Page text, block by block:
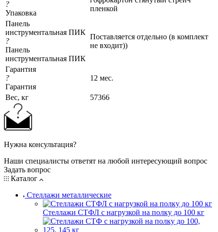
?
Упаковка
пленкой
Панель
инструментальная ПИК
?
Панель
инструментальная ПИК
Поставляется отдельно (в комплект
не входит))
Гарантия
?
Гарантия
12 мес.
Вес, кг 57366
Нужна консультация?
Наши специалисты ответят на любой интересующий вопрос
Задать вопрос
Каталог
Стеллажи металлические
Стеллажи СТФЛ с нагрузкой на полку до 100 кг